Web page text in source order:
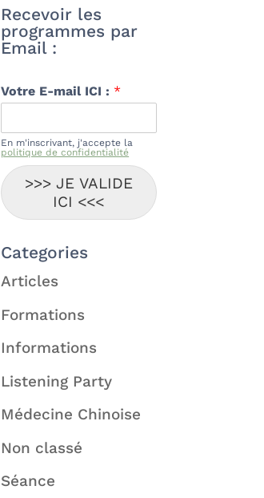
Recevoir les
programmes par
Email :
Votre E-mail ICI : *
En m'inscrivant, j'accepte la
politique de confidentialité
>>> JE VALIDE
ICI <<<
Categories
Articles
Formations
Informations
Listening Party
Médecine Chinoise
Non classé
Séance